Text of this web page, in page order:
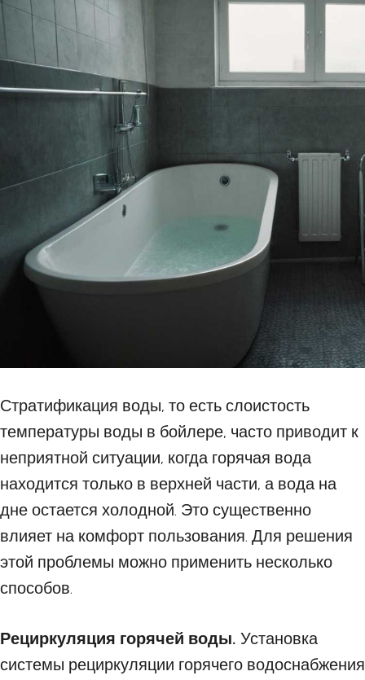
Стратификация воды, то есть слоистость
температуры воды в бойлере, часто приводит к
неприятной ситуации, когда горячая вода
находится только в верхней части, а вода на
дне остается холодной. Это существенно
влияет на комфорт пользования. Для решения
этой проблемы можно применить несколько
способов.
Рециркуляция горячей воды. Установка
системы рециркуляции горячего водоснабжения